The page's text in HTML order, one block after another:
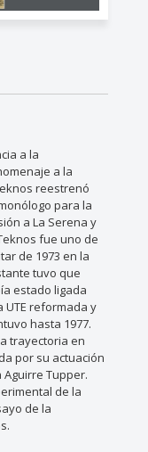
a la
a la
reestrenó
para la
a La Serena y
fue uno de
de 1973 en la
tuvo que
estado ligada
reformada y
hasta 1977.
trayectoria en
por su actuación
Tupper.
de la
de la